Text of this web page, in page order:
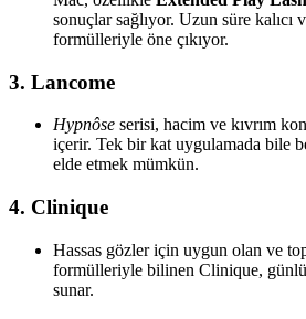
sonuçlar sağlıyor. Uzun süre kalıcı
formülleriyle öne çıkıyor.
3. Lancome
Hypnôse serisi, hacim ve kıvrım
içerir. Tek bir kat uygulamada bile
elde etmek mümkün.
4. Clinique
Hassas gözler için uygun olan ve
formülleriyle bilinen Clinique,
sunar.